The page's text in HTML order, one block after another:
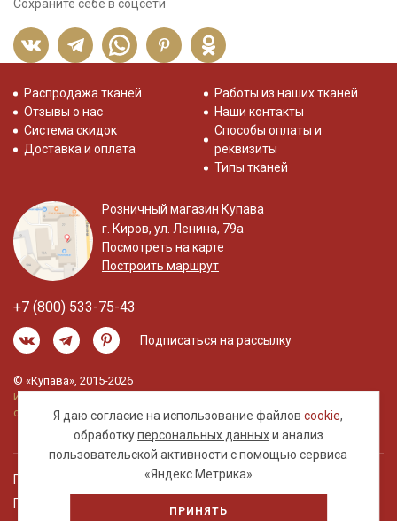
Сохраните себе в соцсети
Я даю согласие на использование файловcookie,
обработкуперсональных данныхи анализ
пользовательской активности с помощью сервиса
«Яндекс.Метрика»
ПРИНЯТЬ
Распродажа тканей
Отзывы о нас
Система скидок
Доставка и оплата
Работы из наших тканей
Наши контакты
Способы оплаты и
реквизиты
Типы тканей
Розничный магазин Купава
г. Киров, ул. Ленина, 79а
Посмотреть на карте
Построить маршрут
+7 (800) 533-75-43
Подписаться на рассылку
© «Купава», 2015-2026
Информация на сайте не является публичной
офертой.
Правовая информация
Политика обработки персональных данных